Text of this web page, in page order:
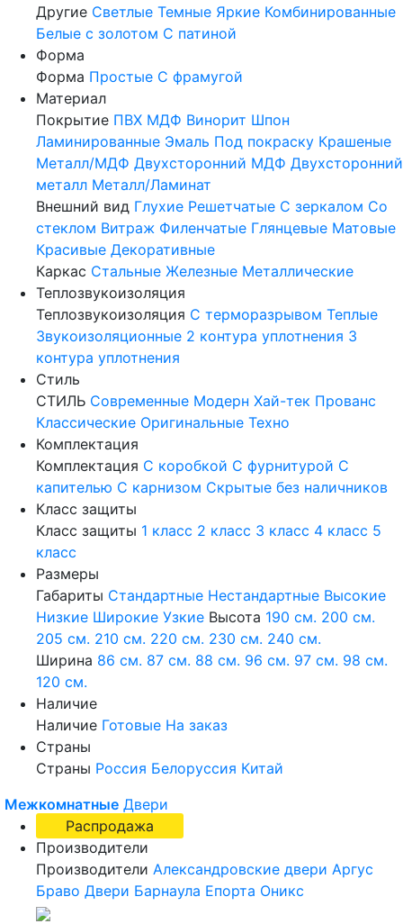
Другие Светлые Темные Яркие Комбинированные
Белые с золотом С патиной
Форма
Форма Простые С фрамугой
Материал
Покрытие ПВХ МДФ Винорит Шпон
Ламинированные Эмаль Под покраску Крашеные
Металл/МДФ Двухсторонний МДФ Двухсторонний
металл Металл/Ламинат
Внешний вид Глухие Решетчатые С зеркалом Со
стеклом Витраж Филенчатые Глянцевые Матовые
Красивые Декоративные
Каркас Стальные Железные Металлические
Теплозвукоизоляция
Теплозвукоизоляция С терморазрывом Теплые
Звукоизоляционные 2 контура уплотнения 3
контура уплотнения
Стиль
СТИЛЬ Современные Модерн Хай-тек Прованс
Классические Оригинальные Техно
Комплектация
Комплектация С коробкой С фурнитурой С
капителью С карнизом Скрытые без наличников
Класс защиты
Класс защиты 1 класс 2 класс 3 класс 4 класс 5
класс
Размеры
Габариты Стандартные Нестандартные Высокие
Низкие Широкие Узкие Высота 190 см. 200 см.
205 см. 210 см. 220 см. 230 см. 240 см.
Ширина 86 см. 87 см. 88 см. 96 см. 97 см. 98 см.
120 см.
Наличие
Наличие Готовые На заказ
Страны
Страны Россия Белоруссия Китай
Межкомнатные Двери
Распродажа
Производители
Производители Александровские двери Аргус
Браво Двери Барнаула Епорта Оникс